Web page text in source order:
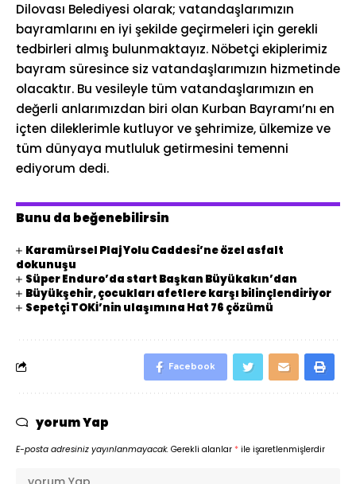
Dilovası Belediyesi olarak; vatandaşlarımızın
bayramlarını en iyi şekilde geçirmeleri için gerekli
tedbirleri almış bulunmaktayız. Nöbetçi ekiplerimiz
bayram süresince siz vatandaşlarımızın hizmetinde
olacaktır. Bu vesileyle tüm vatandaşlarımızın en
değerli anlarımızdan biri olan Kurban Bayramı’nı en
içten dileklerimle kutluyor ve şehrimize, ülkemize ve
tüm dünyaya mutluluk getirmesini temenni
ediyorum dedi.
Bunu da beğenebilirsin
Karamürsel Plaj Yolu Caddesi’ne özel asfalt
dokunuşu
Süper Enduro’da start Başkan Büyükakın’dan
Büyükşehir, çocukları afetlere karşı bilinçlendiriyor
Sepetçi TOKİ’nin ulaşımına Hat 76 çözümü
Facebook
yorum Yap
E-posta adresiniz yayınlanmayacak. Gerekli alanlar * ile işaretlenmişlerdir